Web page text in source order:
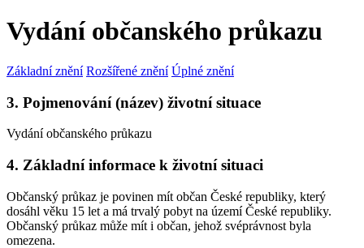
Vydání občanského průkazu
Základní znění Rozšířené znění Úplné znění
3. Pojmenování (název) životní situace
Vydání občanského průkazu
4. Základní informace k životní situaci
Občanský průkaz je povinen mít občan České republiky, který
dosáhl věku 15 let a má trvalý pobyt na území České republiky.
Občanský průkaz může mít i občan, jehož svéprávnost byla
omezena.